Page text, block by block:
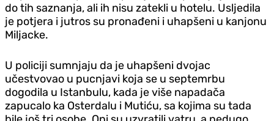
do tih saznanja, ali ih nisu zatekli u hotelu. Usljedila
je potjera i jutros su pronađeni i uhapšeni u kanjonu
Miljacke.
U policiji sumnjaju da je uhapšeni dvojac
učestvovao u pucnjavi koja se u septemrbu
dogodila u Istanbulu, kada je više napadača
zapucalo ka Osterdalu i Mutiću, sa kojima su tada